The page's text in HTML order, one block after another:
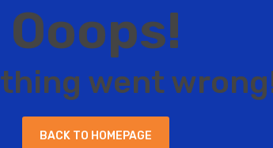
Ooops!
thing went wrong
BACK TO HOM EPAG E